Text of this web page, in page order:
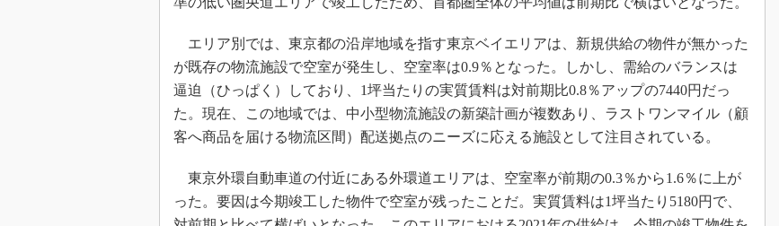
エリア別では、東京都の沿岸地域を指す東京ベイエリアは、新規供給の物件が無かった
が既存の物流施設で空室が発生し、空室率は0.9％となった。しかし、需給のバランスは
逼迫（ひっぱく）しており、1坪当たりの実質賃料は対前期比0.8％アップの7440円だっ
た。現在、この地域では、中小型物流施設の新築計画が複数あり、ラストワンマイル（顧
客へ商品を届ける物流区間）配送拠点のニーズに応える施設として注目されている。
東京外環自動車道の付近にある外環道エリアは、空室率が前期の0.3％から1.6％に上が
った。要因は今期竣工した物件で空室が残ったことだ。実質賃料は1坪当たり5180円で、